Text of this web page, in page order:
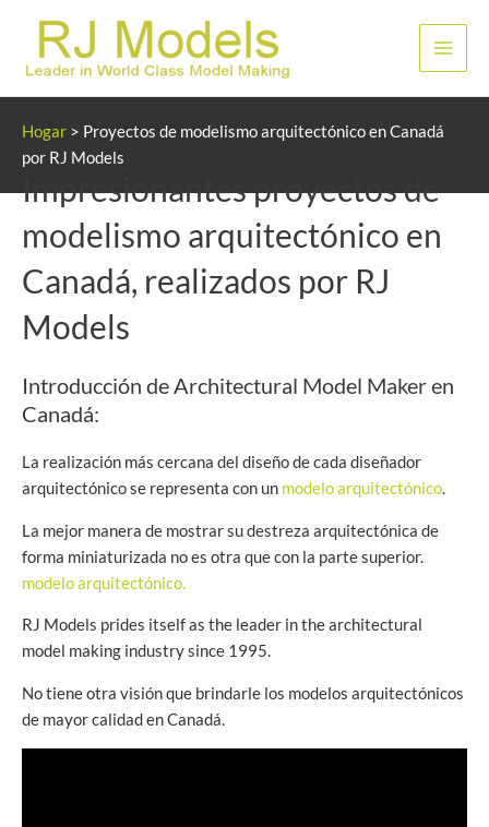
contenido
Hogar > Proyectos de modelismo arquitectónico en Canadá
por RJ Models
Impresionantes proyectos de
modelismo arquitectónico en
Canadá, realizados por RJ
Models
Introducción de Architectural Model Maker en
Canadá:
La realización más cercana del diseño de cada diseñador
arquitectónico se representa con un modelo arquitectónico.
La mejor manera de mostrar su destreza arquitectónica de
forma miniaturizada no es otra que con la parte superior.
modelo arquitectónico.
RJ Models prides itself as the leader in the architectural
model making industry since 1995.
No tiene otra visión que brindarle los modelos arquitectónicos
de mayor calidad en Canadá.